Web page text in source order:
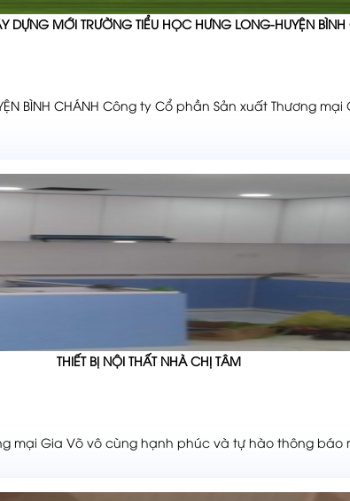
DỰNG MỚI TRƯỜNG TIỂU HỌC HƯNG LONG-HUYỆN
BÌNH CHÁNH Công ty Cổ phần Sản xuất
THIẾT BỊ NỘI THẤT NHÀ CHỊ TÂM
mại Gia Võ vô cùng hạnh phúc và tự hào thông